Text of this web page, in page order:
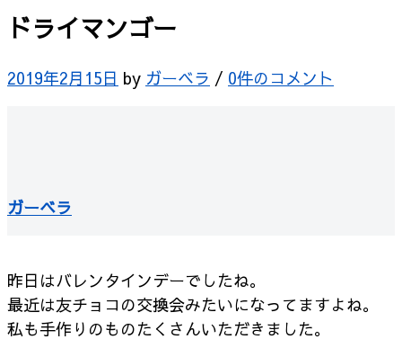
ドライマンゴー
2019年2月15日 by ガーベラ / 0件のコメント
ガーベラ
昨日はバレンタインデーでしたね。
最近は友チョコの交換会みたいになってますよね。
私も手作りのものたくさんいただきました。